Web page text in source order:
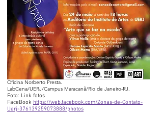
Oficina Norberto Presta.
LabCena/UERJ/Campus Maracanã/Rio de Janeiro-RJ.
Foto: Link fotos
FaceBook https://web.facebook.com/Zonas-de-Contato-
Uerj-376139259073888/photos